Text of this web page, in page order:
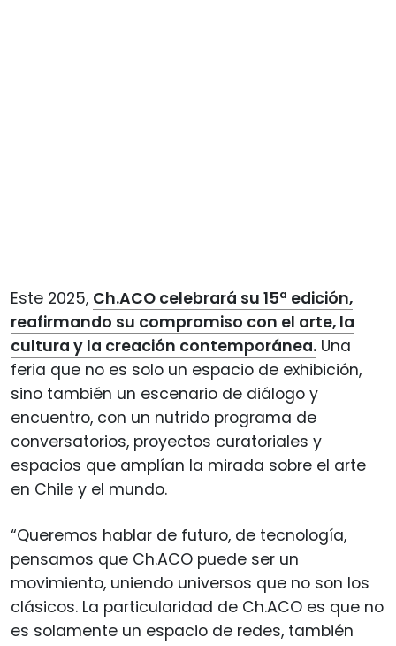
Este 2025, Ch.ACO celebrará su 15ª edición,
reafirmando su compromiso con el arte, la
cultura y la creación contemporánea. Una
feria que no es solo un espacio de exhibición,
sino también un escenario de diálogo y
encuentro, con un nutrido programa de
conversatorios, proyectos curatoriales y
espacios que amplían la mirada sobre el arte
en Chile y el mundo.
“Queremos hablar de futuro, de tecnología,
pensamos que Ch.ACO puede ser un
movimiento, uniendo universos que no son los
clásicos. La particularidad de Ch.ACO es que no
es solamente un espacio de redes, también